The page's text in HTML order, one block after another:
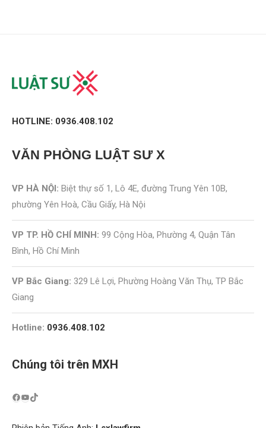
HOTLINE: 0936.408.102
VĂN PHÒNG LUẬT SƯ X
VP HÀ NỘI: Biệt thự số 1, Lô 4E, đường Trung Yên 10B,
phường Yên Hoà, Cầu Giấy, Hà Nội
VP TP. HỒ CHÍ MINH: 99 Cộng Hòa, Phường 4, Quận Tân
Bình, Hồ Chí Minh
VP Bắc Giang: 329 Lê Lợi, Phường Hoàng Văn Thụ, TP Bắc
Giang
Hotline: 0936.408.102
Chúng tôi trên MXH